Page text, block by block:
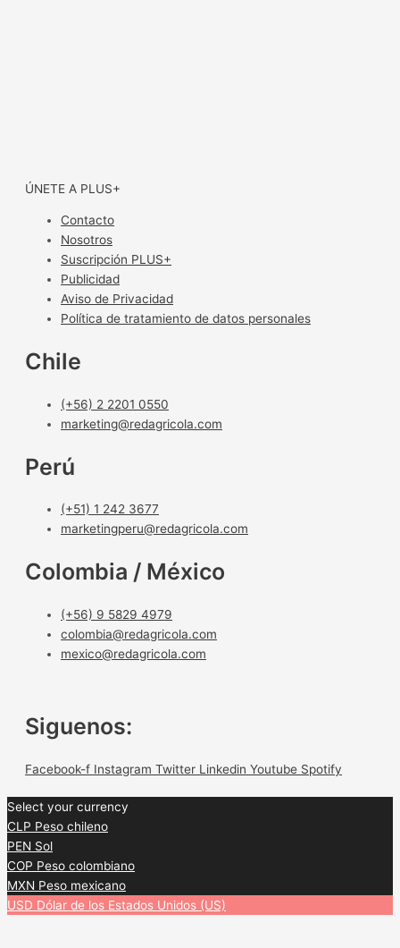
ÚNETE A PLUS+
Contacto
Nosotros
Suscripción PLUS+
Publicidad
Aviso de Privacidad
Política de tratamiento de datos personales
Chile
(+56) 2 2201 0550
marketing@redagricola.com
Perú
(+51) 1 242 3677
marketingperu@redagricola.com
Colombia / México
(+56) 9 5829 4979
colombia@redagricola.com
mexico@redagricola.com
Siguenos:
Facebook-f Instagram Twitter Linkedin Youtube Spotify
Select your currency
CLP Peso chileno
PEN Sol
COP Peso colombiano
MXN Peso mexicano
USD Dólar de los Estados Unidos (US)